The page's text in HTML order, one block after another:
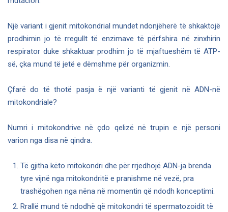
Një variant i gjenit mitokondrial mundet ndonjëherë të shkaktojë
prodhimin jo të rregullt të enzimave të përfshira në zinxhirin
respirator duke shkaktuar prodhim jo të mjaftueshëm të ATP-
së, çka mund të jetë e dëmshme për organizmin.
Çfarë do të thotë pasja ë një varianti të gjenit në ADN-në
mitokondriale?
Numri i mitokondrive në çdo qelizë në trupin e një personi
varion nga disa në qindra.
Të gjitha këto mitokondri dhe për rrjedhojë ADN-ja brenda
tyre vijnë nga mitokondritë e pranishme në vezë, pra
trashëgohen nga nëna në momentin që ndodh konceptimi.
Rrallë mund të ndodhë që mitokondri të spermatozoidit të